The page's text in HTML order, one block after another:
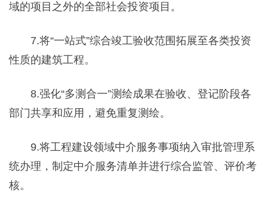
域的项目之外的全部社会投资项目。
7.将“一站式”综合竣工验收范围拓展至各类投资
性质的建筑工程。
8.强化“多测合一”测绘成果在验收、登记阶段各
部门共享和应用，避免重复测绘。
9.将工程建设领域中介服务事项纳入审批管理系
统办理，制定中介服务清单并进行综合监管、评价考
核。